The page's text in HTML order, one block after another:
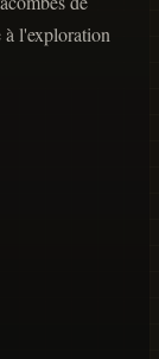
à l'exploration